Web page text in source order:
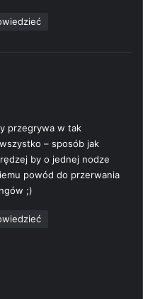
przegrywa w tak
– sposób jak
by o jednej nodze
powód do przerwania
;)